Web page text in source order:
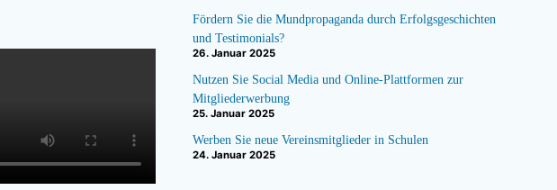
Fördern Sie die Mundpropaganda durch Erfolgsgeschichten
und Testimonials?
26. Januar 2025
Nutzen Sie Social Media und Online-Plattformen zur
Mitgliederwerbung
25. Januar 2025
Werben Sie neue Vereinsmitglieder in Schulen
24. Januar 2025